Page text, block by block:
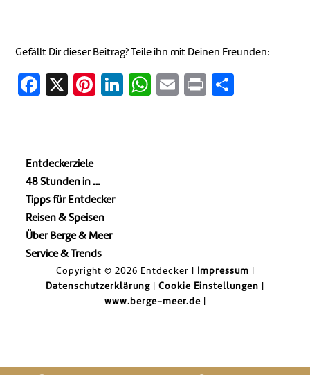
Gefällt Dir dieser Beitrag? Teile ihn mit Deinen Freunden:
Facebook
X Pinterest
LinkedIn
WhatsApp
EmailPrint
Entdeckerziele
48 Stunden in …
Tipps für Entdecker
Reisen & Speisen
Über Berge & Meer
Service & Trends
Copyright © 2026 Entdecker | Impressum
Datenschutzerklärung
Cookie Einstellungen
www.berge-meer.de|